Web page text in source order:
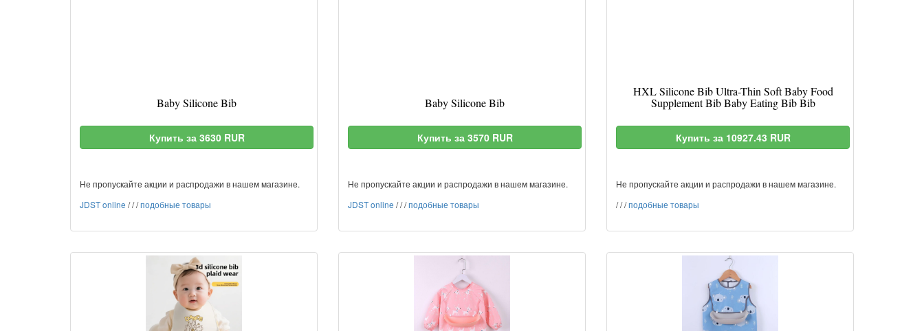
Baby Silicone Bib
Купить за 3630 RUR
Не пропускайте акции и распродажи в нашем магазине.
JDST online ///подобные товары
Baby Silicone Bib
Купить за 3570 RUR
Не пропускайте акции и распродажи в нашем магазине.
JDST online ///подобные товары
HXL Silicone Bib Ultra-Thin Soft Baby Food
Supplement Bib Baby Eating Bib Bib
Купить за 10927.43 RUR
Не пропускайте акции и распродажи в нашем магазине.
///подобные товары